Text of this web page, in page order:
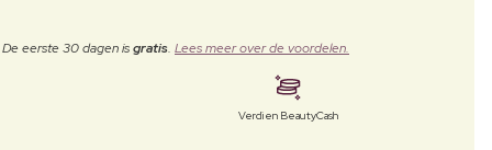
De eerste 30 dagen isgratis. Lees meer over de voordelen.
Verdien BeautyCash